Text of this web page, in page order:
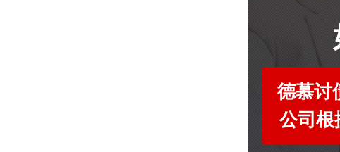
德慕讨
公司根